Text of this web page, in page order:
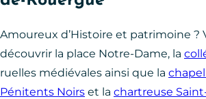
Amoureux d’Histoire et patrimoine ?
découvrir la place Notre-Dame, la
ruelles médiévales ainsi que la
Pénitents Noirs et la chartreuse